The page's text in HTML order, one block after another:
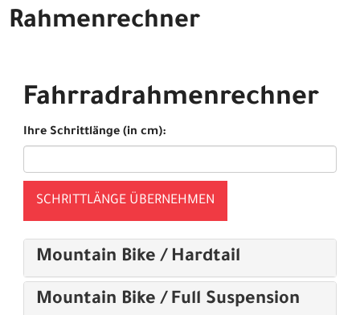
Rahmenrechner
Fahrradrahmenrechner
Ihre Schrittlänge (in cm):
SCHRITTLÄNGE ÜBERNEHMEN
Mountain Bike / Hardtail
Mountain Bike / Full Suspension